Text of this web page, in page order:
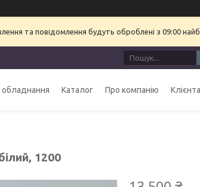
та повідомлення будуть оброблені з 09:00
обладнання Каталог Про компанію
1200